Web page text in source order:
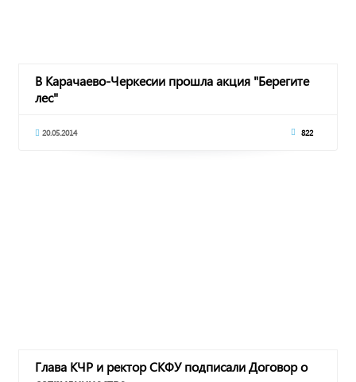
В Карачаево-Черкесии прошла акция "Берегите
лес"
20.05.2014 822
Глава КЧР и ректор СКФУ подписали Договор о